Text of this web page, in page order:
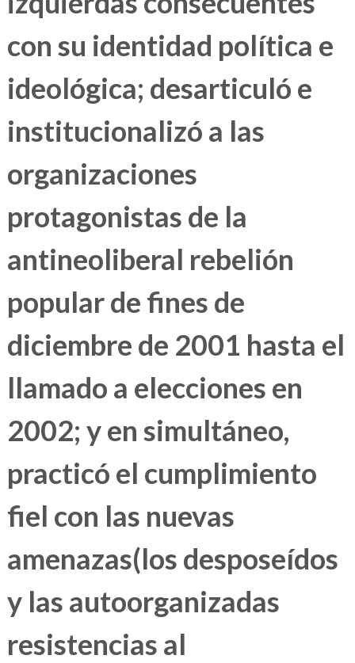
con su identidad política e
ideológica; desarticuló e
institucionalizó a las
organizaciones
protagonistas de la
antineoliberal rebelión
popular de fines de
diciembre de 2001 hasta el
llamado a elecciones en
2002; y en simultáneo,
practicó el cumplimiento
fiel con las nuevas
amenazas(los desposeídos
y las autoorganizadas
resistencias al